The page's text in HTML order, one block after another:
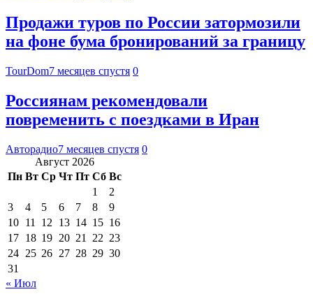
Продажи туров по России затормозили
на фоне бума бронирований за границу
TourDom7 месяцев спустя 0
Россиянам рекомендовали
повременить с поездками в Иран
Авторадио7 месяцев спустя 0
Август 2026
Пн Вт Ср Чт Пт Сб Вс
1
2
3
4 5 6 7 8
9
10 11 12 13 14 15 16
17 18 19 20 21 22 23
24 25 26 27 28 29 30
31
« Июл